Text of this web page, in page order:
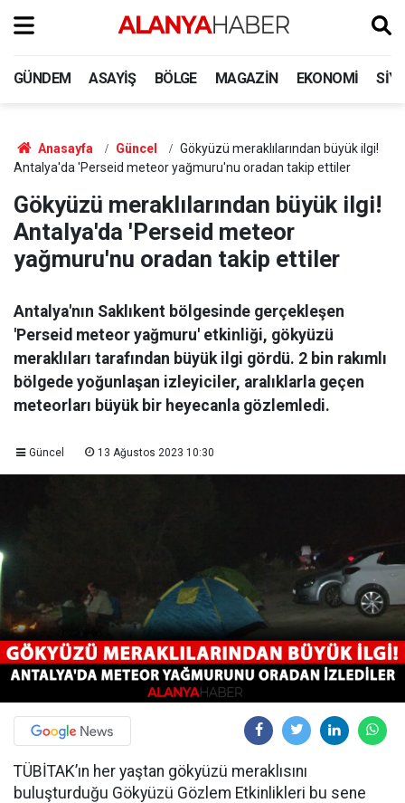
GÜNDEM ASAYIŞ BÖLGE MAGAZIN EKONOMI
Anasayfa Güncel
Gökyüzü meraklılarından büyük ilgi!
Antalya'da 'Perseid meteor yağmuru'nu oradan takip ettiler
Gökyüzü meraklılarından büyük ilgi!
Antalya'da 'Perseid meteor
yağmuru'nu oradan takip ettiler
Antalya'nın Saklıkent bölgesinde gerçekleşen
'Perseid meteor yağmuru' etkinliği, gökyüzü
meraklıları tarafından büyük ilgi gördü. 2 bin rakımlı
bölgede yoğunlaşan izleyiciler, aralıklarla geçen
meteorları büyük bir heyecanla gözlemledi.
Güncel 13 Ağustos 2023 10:30
TÜBİTAK’ın her yaştan gökyüzü meraklısını
buluşturduğu Gökyüzü Gözlem Etkinlikleri bu sene